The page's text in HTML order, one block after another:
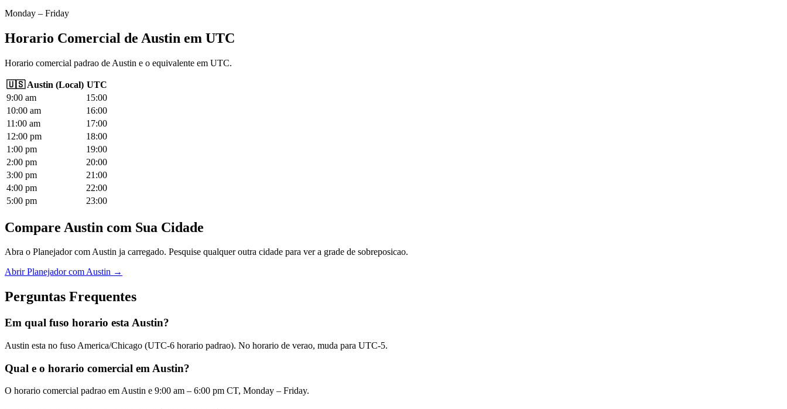
Monday – Friday
Horario Comercial de Austin em UTC
Horario comercial padrao de Austin e o equivalente em UTC.
🇺🇸 Austin (Local) UTC
9:00 am 15:00
10:00 am 16:00
11 :00 am 17:00
12:00 pm 18:00
1 :00 pm 19:00
2:00 pm 20:00
3:00 pm 21 :00
4:00 pm 22:00
5:00 pm 23:00
Compare Austin com Sua Cidade
Abra o Planejador com Austin ja carregado. Pesquise qualquer outra cidade para ver a grade de sobreposicao.
Abrir Planejador com Austin →
Perguntas Frequentes
Em qual fuso horario esta Austin?
Austin esta no fuso America/Chicago (UTC-6 horario padrao). No horario de verao, muda para UTC-5.
Qual e o horario comercial em Austin?
O horario comercial padrao em Austin e 9:00 am – 6:00 pm CT, Monday – Friday.